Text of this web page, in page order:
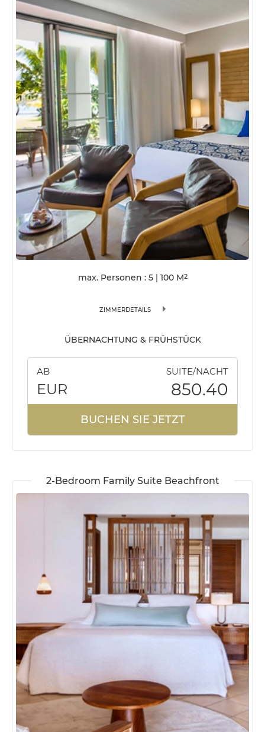
max. Personen : 5 | 100M2
ZIMMERDETAILS
ÜBERNACHTUNG & FRÜHSTÜCK
AB SUITE/NACHT
EUR 850.40
BUCHEN SIE JETZT
2-Bedroom Family Suite Beachfront